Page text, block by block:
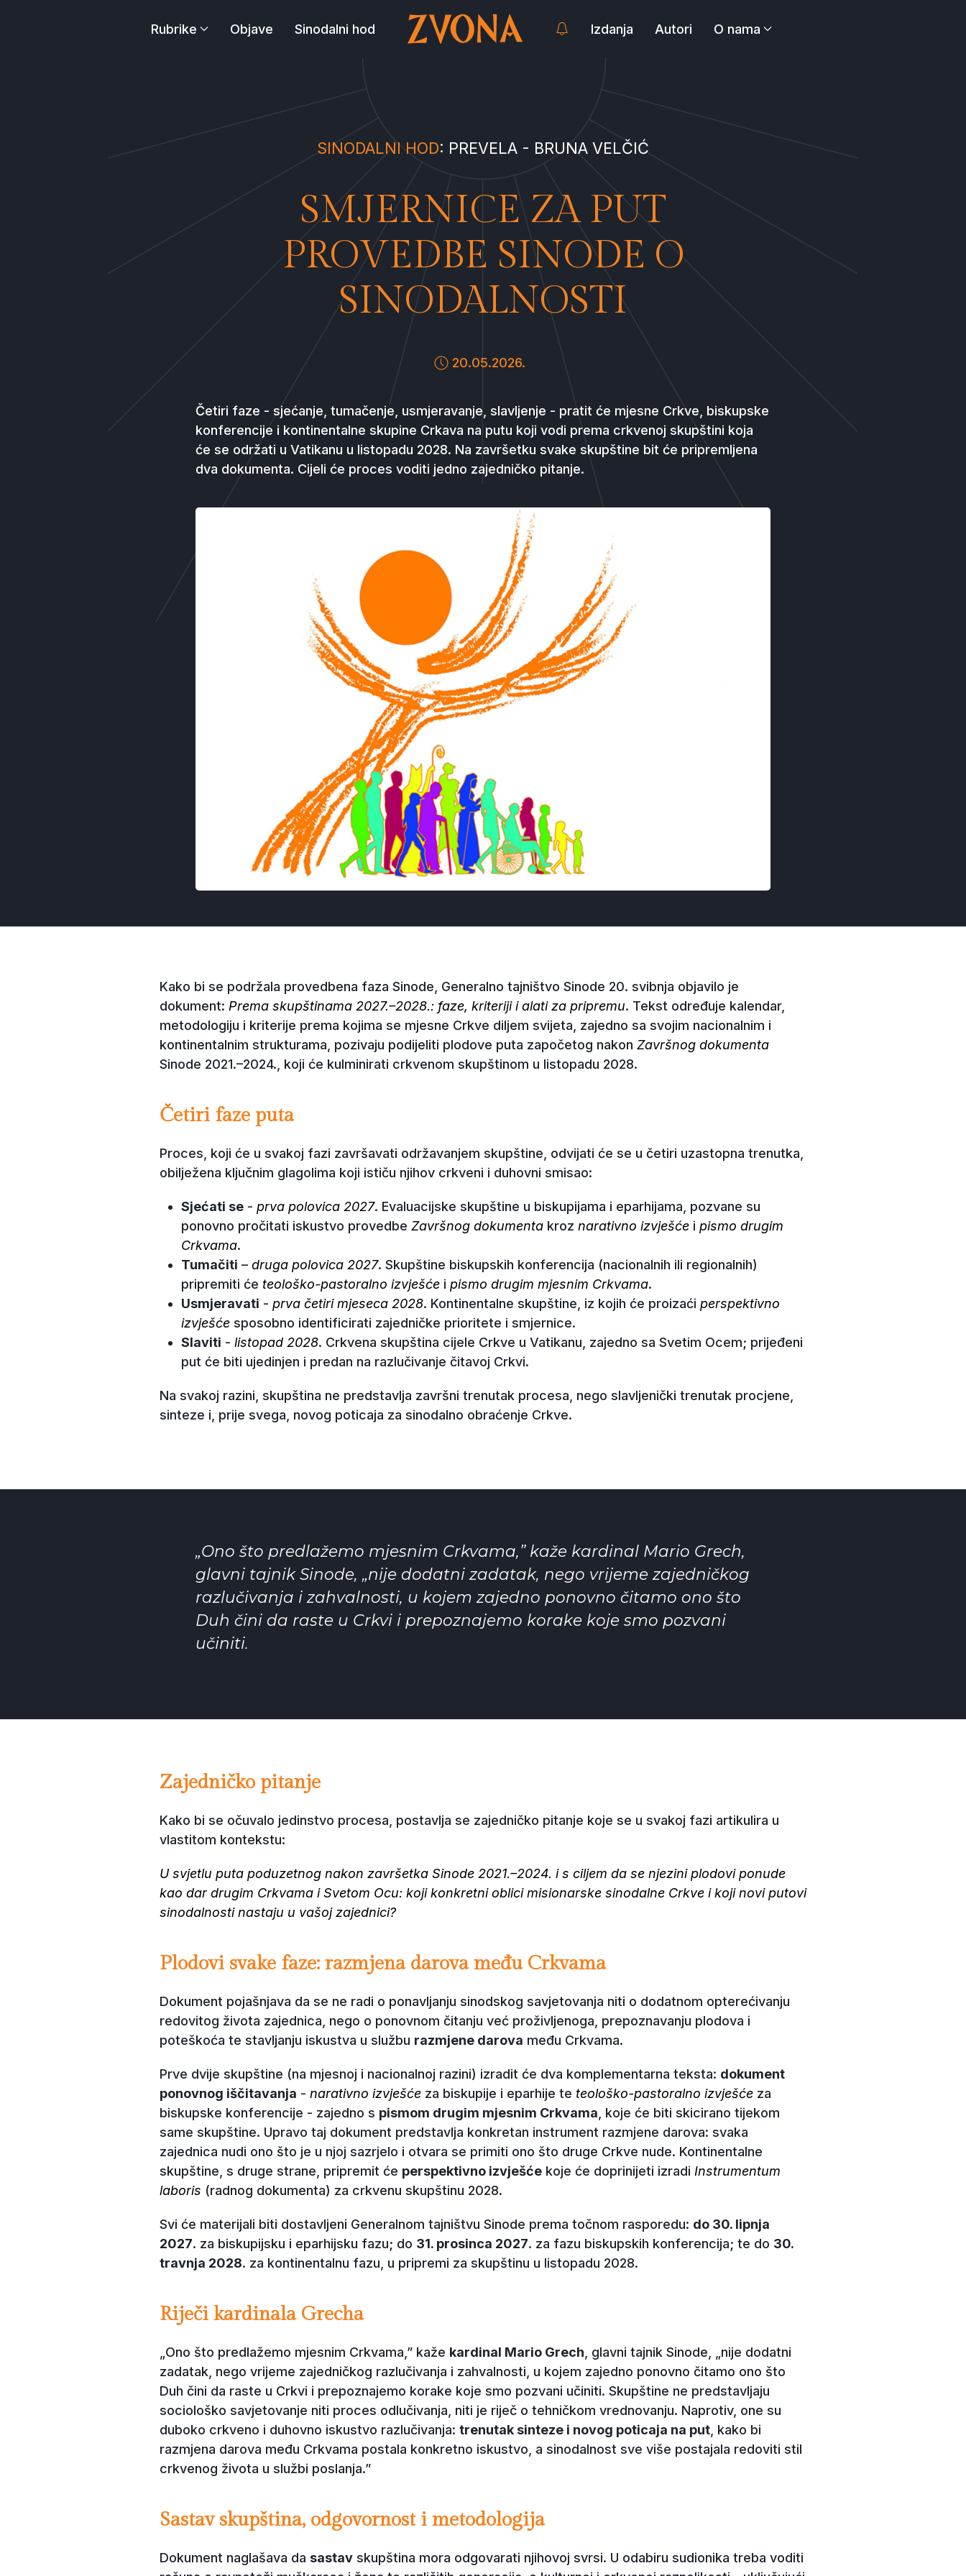
Rubrike Objave Sinodalni hod Izdanja Autori O nama
SINODALNI HOD: PREVELA - BRUNA VELČIĆ
SMJERNICE ZA PUT
PROVEDBE SINODE O
SINODALNOSTI
20.05.2026.
Četiri faze - sjećanje, tumačenje, usmjeravanje, slavljenje - pratit će mjesne Crkve, biskupske
konferencije i kontinentalne skupine Crkava na putu koji vodi prema crkvenoj skupštini koja
će se održati u Vatikanu u listopadu 2028. Na završetku svake skupštine bit će pripremljena
dva dokumenta. Cijeli će proces voditi jedno zajedničko pitanje.
Kako bi se podržala provedbena faza Sinode, Generalno tajništvo Sinode 20. svibnja objavilo je
dokument: Prema skupštinama 2027.–2028.: faze, kriteriji i alati za pripremu. Tekst određuje kalendar,
metodologiju i kriterije prema kojima se mjesne Crkve diljem svijeta, zajedno sa svojim nacionalnim i
kontinentalnim strukturama, pozivaju podijeliti plodove puta započetog nakon Završnog dokumenta
Sinode 2021.–2024., koji će kulminirati crkvenom skupštinom u listopadu 2028.
Četiri faze puta
Proces, koji će u svakoj fazi završavati održavanjem skupštine, odvijati će se u četiri uzastopna trenutka,
obilježena ključnim glagolima koji ističu njihov crkveni i duhovni smisao:
Sjećati se - prva polovica 2027. Evaluacijske skupštine u biskupijama i eparhijama, pozvane su
ponovno pročitati iskustvo provedbe Završnog dokumenta kroz narativno izvješće i pismo drugim
Crkvama.
Tumačiti – druga polovica 2027. Skupštine biskupskih konferencija (nacionalnih ili regionalnih)
pripremiti će teološko-pastoralno izvješće i pismo drugim mjesnim Crkvama.
Usmjeravati - prva četiri mjeseca 2028. Kontinentalne skupštine, iz kojih će proizaći perspektivno
izvješće sposobno identificirati zajedničke prioritete i smjernice.
Slaviti - listopad 2028. Crkvena skupština cijele Crkve u Vatikanu, zajedno sa Svetim Ocem; prijeđeni
put će biti ujedinjen i predan na razlučivanje čitavoj Crkvi.
Na svakoj razini, skupština ne predstavlja završni trenutak procesa, nego slavljenički trenutak procjene,
sinteze i, prije svega, novog poticaja za sinodalno obraćenje Crkve.
„Ono što predlažemo mjesnim Crkvama,” kaže kardinal Mario Grech,
glavni tajnik Sinode, „nije dodatni zadatak, nego vrijeme zajedničkog
razlučivanja i zahvalnosti, u kojem zajedno ponovno čitamo ono što
Duh čini da raste u Crkvi i prepoznajemo korake koje smo pozvani
učiniti.
Zajedničko pitanje
Kako bi se očuvalo jedinstvo procesa, postavlja se zajedničko pitanje koje se u svakoj fazi artikulira u
vlastitom kontekstu:
U svjetlu puta poduzetnog nakon završetka Sinode 2021.–2024. i s ciljem da se njezini plodovi ponude
kao dar drugim Crkvama i Svetom Ocu: koji konkretni oblici misionarske sinodalne Crkve i koji novi putovi
sinodalnosti nastaju u vašoj zajednici?
Plodovi svake faze: razmjena darova među Crkvama
Dokument pojašnjava da se ne radi o ponavljanju sinodskog savjetovanja niti o dodatnom opterećivanju
redovitog života zajednica, nego o ponovnom čitanju već proživljenoga, prepoznavanju plodova i
poteškoća te stavljanju iskustva u službu razmjene darova među Crkvama.
Prve dvije skupštine (na mjesnoj i nacionalnoj razini) izradit će dva komplementarna teksta: dokument
ponovnog iščitavanja - narativno izvješće za biskupije i eparhije te teološko-pastoralno izvješće za
biskupske konferencije - zajedno s pismom drugim mjesnim Crkvama, koje će biti skicirano tijekom
same skupštine. Upravo taj dokument predstavlja konkretan instrument razmjene darova: svaka
zajednica nudi ono što je u njoj sazrjelo i otvara se primiti ono što druge Crkve nude. Kontinentalne
skupštine, s druge strane, pripremit će perspektivno izvješće koje će doprinijeti izradi Instrumentum
laboris (radnog dokumenta) za crkvenu skupštinu 2028.
Svi će materijali biti dostavljeni Generalnom tajništvu Sinode prema točnom rasporedu: do 30. lipnja
2027. za biskupijsku i eparhijsku fazu; do 31. prosinca 2027. za fazu biskupskih konferencija; te do 30.
travnja 2028. za kontinentalnu fazu, u pripremi za skupštinu u listopadu 2028.
Riječi kardinala Grecha
„Ono što predlažemo mjesnim Crkvama,” kaže kardinal Mario Grech, glavni tajnik Sinode, „nije dodatni
zadatak, nego vrijeme zajedničkog razlučivanja i zahvalnosti, u kojem zajedno ponovno čitamo ono što
Duh čini da raste u Crkvi i prepoznajemo korake koje smo pozvani učiniti. Skupštine ne predstavljaju
sociološko savjetovanje niti proces odlučivanja, niti je riječ o tehničkom vrednovanju. Naprotiv, one su
duboko crkveno i duhovno iskustvo razlučivanja: trenutak sinteze i novog poticaja na put, kako bi
razmjena darova među Crkvama postala konkretno iskustvo, a sinodalnost sve više postajala redoviti stil
crkvenog života u službi poslanja.”
Sastav skupština, odgovornost i metodologija
Dokument naglašava da sastav skupština mora odgovarati njihovoj svrsi. U odabiru sudionika treba voditi